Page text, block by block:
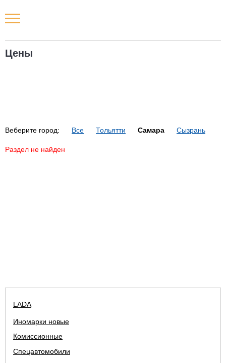
Цены
Веберите город: Все Тольятти Самара Сызрань
Раздел не найден
LADA
Иномарки новые
Комиссионные
Спецавтомобили
Новости РФ